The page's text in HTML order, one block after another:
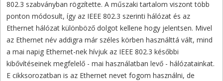
802.3 szabványban rögzítette. A műszaki tartalom viszont több
ponton módosult, így az IEEE 802.3 szerinti hálózat és az
Ethernet hálózat különböző dolgot kellene hogy jelentsen. Mivel
az Ethernet név addigra már széles körben használttá vált, mind
a mai napig Ethernet-nek hívjuk az IEEE 802.3 későbbi
kibővítéseinek megfelelő - mai használatban levő - hálózatainkat.
E cikksorozatban is az Ethernet nevet fogom használni, de